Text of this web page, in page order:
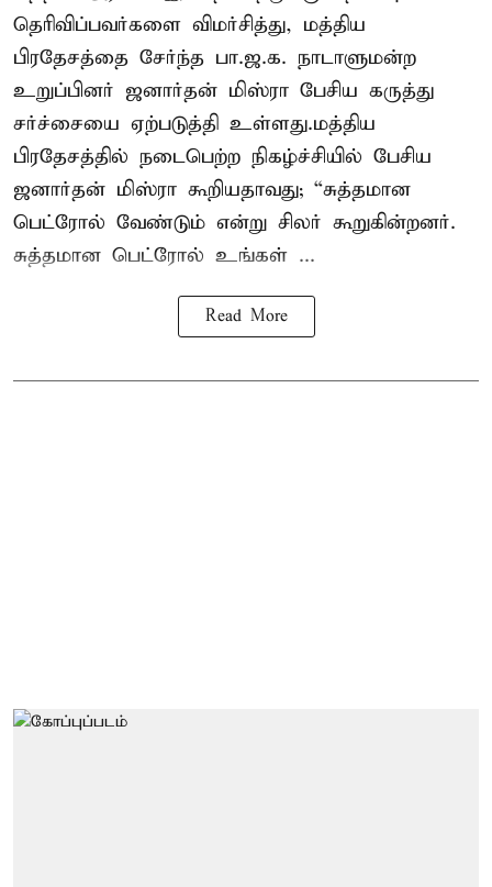
தெரிவிப்பவர்களை விமர்சித்து, மத்திய
பிரதேசத்தை சேர்ந்த பா.ஜ.க. நாடாளுமன்ற
உறுப்பினர் ஜனார்தன் மிஸ்ரா பேசிய கருத்து
சர்ச்சையை ஏற்படுத்தி உள்ளது.மத்திய
பிரதேசத்தில் நடைபெற்ற நிகழ்ச்சியில் பேசிய
ஜனார்தன் மிஸ்ரா கூறியதாவது; “சுத்தமான
பெட்ரோல் வேண்டும் என்று சிலர் கூறுகின்றனர்.
சுத்தமான பெட்ரோல் உங்கள் ...
Read More